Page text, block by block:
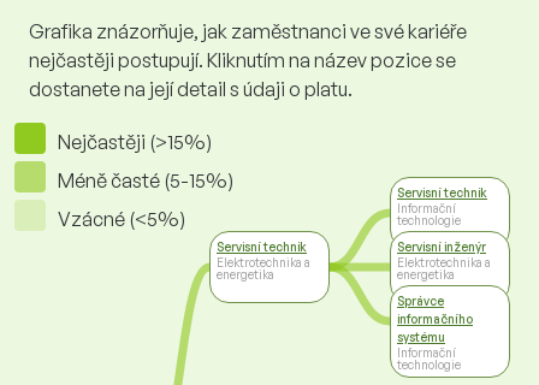
Grafika znázorňuje, jak zaměstnanci ve své kariéře
nejčastěji postupují. Kliknutím na název pozice se
dostanete na její detail s údaji o platu.
Nejčastěji (>15%)
Méně časté (5-15%)
Vzácné (<5%)
Servisní technik
Elektrotechnika a
energetika
Servisní technik
Informační
technologie
Servisní inženýr
Elektrotechnika a
energetika
Správce
informačního
systému
Informační
technologie